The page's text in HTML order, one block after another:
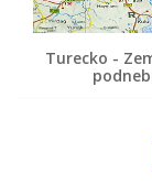
Turecko -